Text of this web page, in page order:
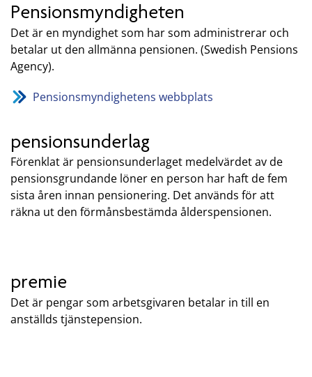
Pensionsmyndigheten
Det är en myndighet som har som administrerar och
betalar ut den allmänna pensionen. (Swedish Pensions
Agency).
Pensionsmyndighetens webbplats
pensionsunderlag
Förenklat är pensionsunderlaget medelvärdet av de
pensionsgrundande löner en person har haft de fem
sista åren innan pensionering. Det används för att
räkna ut den förmånsbestämda ålderspensionen.
premie
Det är pengar som arbetsgivaren betalar in till en
anställds tjänstepension.